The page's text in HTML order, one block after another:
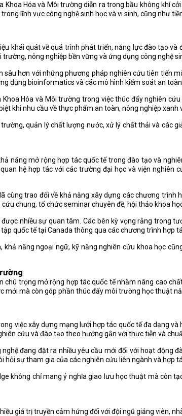
Khoa Hóa và Môi trường diễn ra trong bầu không khí
lĩnh vực công nghệ sinh học và vi sinh, cũng như
khái quát về quá trình phát triển, năng lực đào tạo
nông nghiệp bền vững và ứng dụng công nghệ
hơn với những phương pháp nghiên cứu tiên tiến
dụng bioinformatics và các mô hình kiểm soát an
Hóa và Môi trường trong việc thúc đẩy nghiên
khi nhu cầu về thực phẩm an toàn, nông nghiệp
quản lý chất lượng nước, xử lý chất thải và các
năng mở rộng hợp tác quốc tế trong đào tạo và
hệ hợp tác với các trường đại học và viện
trao đổi về khả năng xây dựng các chương
chung, tổ chức seminar chuyên đề, hội thảo khoa
nhiều sự quan tâm. Các bên kỳ vọng rằng trong
quốc tế tại Canada thông qua các chương trình hợp
năng ngoại ngữ, kỹ năng nghiên cứu khoa học
trọng mở rộng hợp tác quốc tế nhằm nâng cao
mà còn góp phần thúc đẩy môi trường học thuật
việc xây dựng mạng lưới hợp tác quốc tế đa dạng
cứu và đào tạo theo hướng gắn với thực tiễn và
đang đặt ra nhiều yêu cầu mới đối với hoạt động
sự tham gia của các nghiên cứu liên ngành và hợp
không chỉ mang ý nghĩa giao lưu học thuật mà còn
giá trị truyền cảm hứng đối với đội ngũ giảng viên,